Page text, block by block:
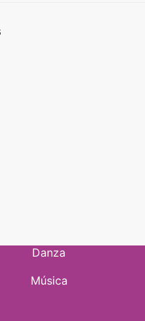
Danza
Música